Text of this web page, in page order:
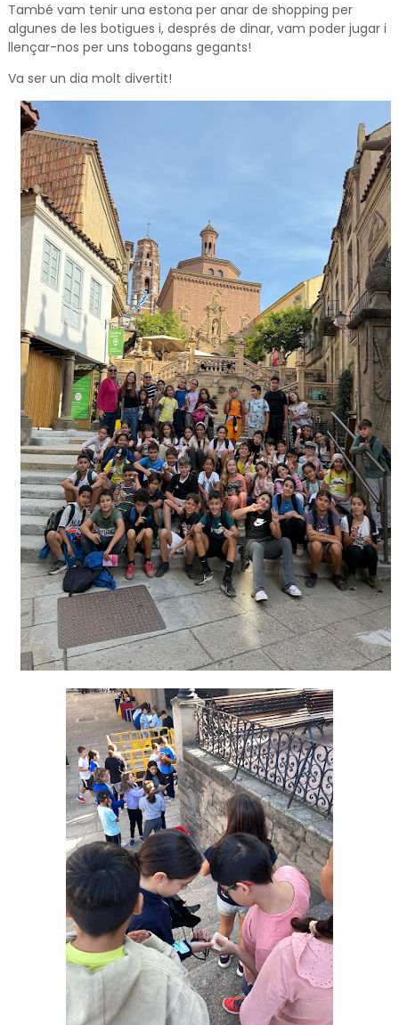
També vam tenir una estona per anar de shopping per
algunes de les botigues i, després de dinar, vam poder jugar i
llençar-nos per uns tobogans gegants!
Va ser un dia molt divertit!